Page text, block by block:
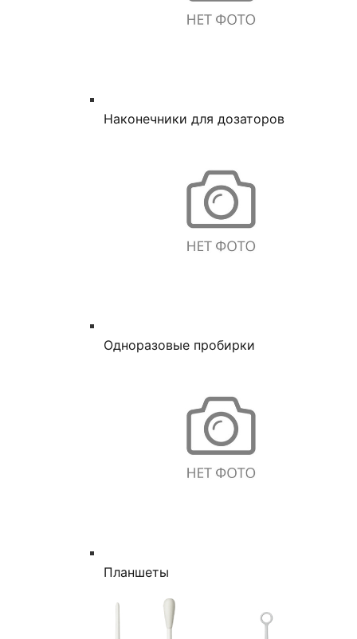
Наконечники для дозаторов
Одноразовые пробирки
Планшеты